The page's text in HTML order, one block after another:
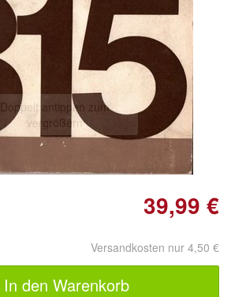
Doppelt antippen zum
vergrößern
39,99 €
Versandkosten nur 4,50 €
In den Warenkorb